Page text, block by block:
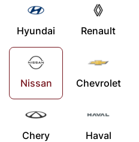
Hyundai Renault
Nissan Chevrolet
Chery Haval